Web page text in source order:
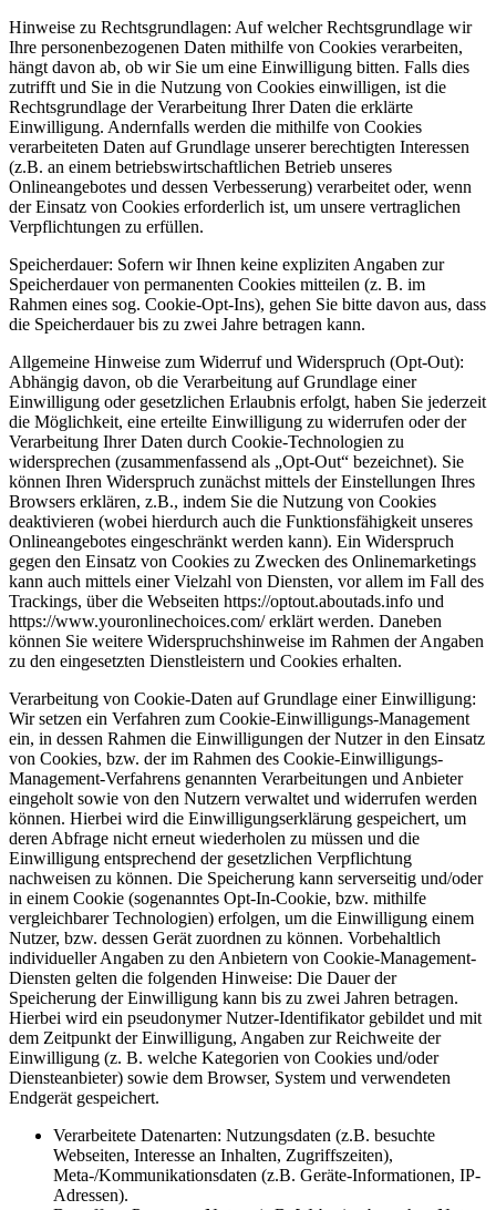
Hinweise zu Rechtsgrundlagen: Auf welcher Rechtsgrundlage wir
Ihre personenbezogenen Daten mithilfe von Cookies verarbeiten,
hängt davon ab, ob wir Sie um eine Einwilligung bitten. Falls dies
zutrifft und Sie in die Nutzung von Cookies einwilligen, ist die
Rechtsgrundlage der Verarbeitung Ihrer Daten die erklärte
Einwilligung. Andernfalls werden die mithilfe von Cookies
verarbeiteten Daten auf Grundlage unserer berechtigten Interessen
(z.B. an einem betriebswirtschaftlichen Betrieb unseres
Onlineangebotes und dessen Verbesserung) verarbeitet oder, wenn
der Einsatz von Cookies erforderlich ist, um unsere vertraglichen
Verpflichtungen zu erfüllen.
Speicherdauer: Sofern wir Ihnen keine expliziten Angaben zur
Speicherdauer von permanenten Cookies mitteilen (z. B. im
Rahmen eines sog. Cookie-Opt-Ins), gehen Sie bitte davon aus, dass
die Speicherdauer bis zu zwei Jahre betragen kann.
Allgemeine Hinweise zum Widerruf und Widerspruch (Opt-Out):
Abhängig davon, ob die Verarbeitung auf Grundlage einer
Einwilligung oder gesetzlichen Erlaubnis erfolgt, haben Sie jederzeit
die Möglichkeit, eine erteilte Einwilligung zu widerrufen oder der
Verarbeitung Ihrer Daten durch Cookie-Technologien zu
widersprechen (zusammenfassend als „Opt-Out“ bezeichnet). Sie
können Ihren Widerspruch zunächst mittels der Einstellungen Ihres
Browsers erklären, z.B., indem Sie die Nutzung von Cookies
deaktivieren (wobei hierdurch auch die Funktionsfähigkeit unseres
Onlineangebotes eingeschränkt werden kann). Ein Widerspruch
gegen den Einsatz von Cookies zu Zwecken des Onlinemarketings
kann auch mittels einer Vielzahl von Diensten, vor allem im Fall des
Trackings, über die Webseiten https://optout.aboutads.info und
https://www.youronlinechoices.com/ erklärt werden. Daneben
können Sie weitere Widerspruchshinweise im Rahmen der Angaben
zu den eingesetzten Dienstleistern und Cookies erhalten.
Verarbeitung von Cookie-Daten auf Grundlage einer Einwilligung:
Wir setzen ein Verfahren zum Cookie-Einwilligungs-Management
ein, in dessen Rahmen die Einwilligungen der Nutzer in den Einsatz
von Cookies, bzw. der im Rahmen des Cookie-Einwilligungs-
Management-Verfahrens genannten Verarbeitungen und Anbieter
eingeholt sowie von den Nutzern verwaltet und widerrufen werden
können. Hierbei wird die Einwilligungserklärung gespeichert, um
deren Abfrage nicht erneut wiederholen zu müssen und die
Einwilligung entsprechend der gesetzlichen Verpflichtung
nachweisen zu können. Die Speicherung kann serverseitig und/oder
in einem Cookie (sogenanntes Opt-In-Cookie, bzw. mithilfe
vergleichbarer Technologien) erfolgen, um die Einwilligung einem
Nutzer, bzw. dessen Gerät zuordnen zu können. Vorbehaltlich
individueller Angaben zu den Anbietern von Cookie-Management-
Diensten gelten die folgenden Hinweise: Die Dauer der
Speicherung der Einwilligung kann bis zu zwei Jahren betragen.
Hierbei wird ein pseudonymer Nutzer-Identifikator gebildet und mit
dem Zeitpunkt der Einwilligung, Angaben zur Reichweite der
Einwilligung (z. B. welche Kategorien von Cookies und/oder
Diensteanbieter) sowie dem Browser, System und verwendeten
Endgerät gespeichert.
Verarbeitete Datenarten: Nutzungsdaten (z.B. besuchte
Webseiten, Interesse an Inhalten, Zugriffszeiten),
Meta-/Kommunikationsdaten (z.B. Geräte-Informationen, IP-
Adressen).